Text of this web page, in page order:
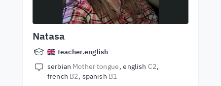
Natasa
teacher.english
serbian Mother tongue english C2
french B2 spanish B1